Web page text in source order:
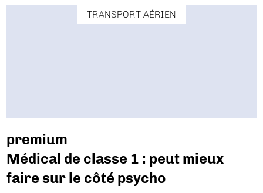
TRANSPORT AÉRIEN
premium
Médical de classe 1 : peut mieux
faire sur le côté psycho